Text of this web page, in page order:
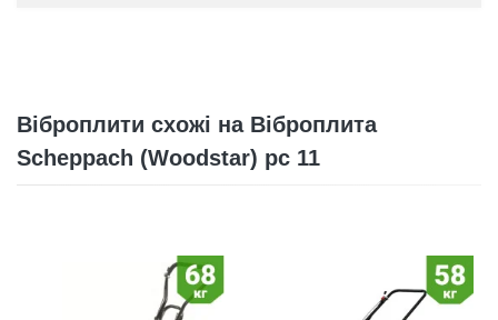
Віброплити схожі на Віброплита
Scheppach (Woodstar) pc 11